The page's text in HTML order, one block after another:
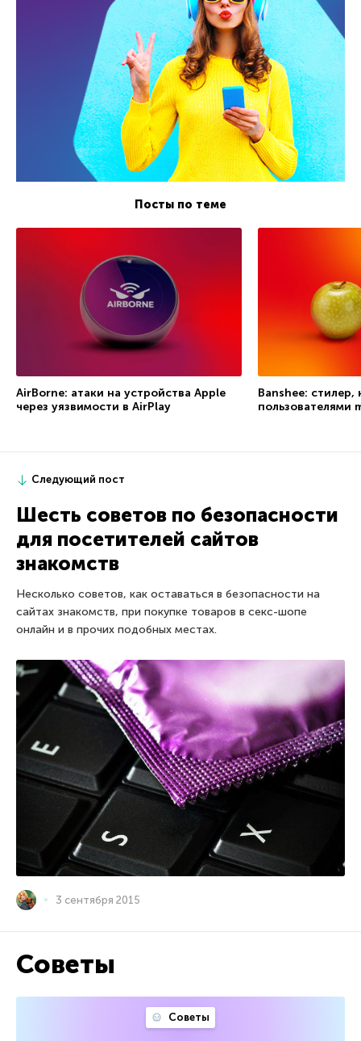
Посты по теме
AirBorne: атаки на устройства Apple
через уязвимости в AirPlay
Banshee: стилер,
пользователями
Следующий пост
Шесть советов по безопасности
для посетителей сайтов
знакомств
Несколько советов, как оставаться в безопасности на
сайтах знакомств, при покупке товаров в секс-шопе
онлайн и в прочих подобных местах.
3 сентября 2015
Советы
Советы